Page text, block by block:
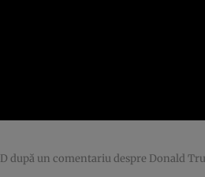
după un comentariu despre Donald